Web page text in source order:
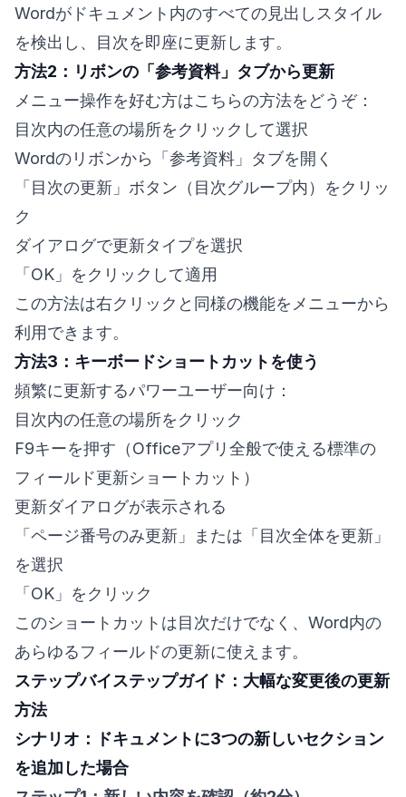
Wordがドキュメント内のすべての見出しスタイル
を検出し、目次を即座に更新します。
方法2：リボンの「参考資料」タブから更新
メニュー操作を好む方はこちらの方法をどうぞ：
目次内の任意の場所をクリックして選択
Wordのリボンから「参考資料」タブを開く
「目次の更新」ボタン（目次グループ内）をクリッ
ク
ダイアログで更新タイプを選択
「OK」をクリックして適用
この方法は右クリックと同様の機能をメニューから
利用できます。
方法3：キーボードショートカットを使う
頻繁に更新するパワーユーザー向け：
目次内の任意の場所をクリック
F9キーを押す（Officeアプリ全般で使える標準の
フィールド更新ショートカット）
更新ダイアログが表示される
「ページ番号のみ更新」または「目次全体を更新」
を選択
「OK」をクリック
このショートカットは目次だけでなく、Word内の
あらゆるフィールドの更新に使えます。
ステップバイステップガイド：大幅な変更後の更新
方法
シナリオ：ドキュメントに3つの新しいセクション
を追加した場合